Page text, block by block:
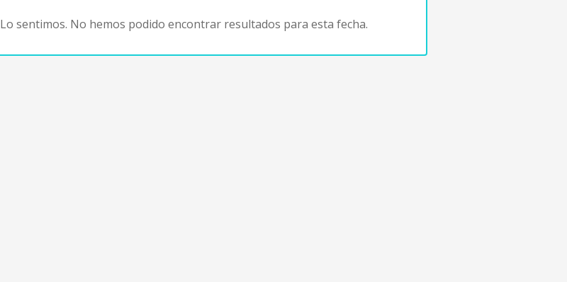
Lo sentimos. No hemos podido encontrar resultados para esta fecha.